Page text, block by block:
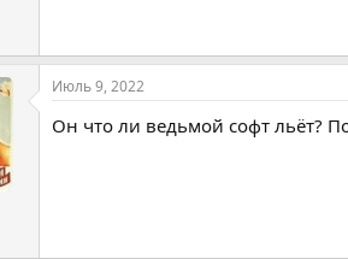
Июль 9, 2022
Он что ли ведьмой софт льёт?